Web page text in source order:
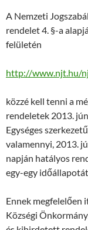
A Nemzeti
rendelet 4. §-a
felületén
http://www.njt.hu/
közzé kell tenni a
rendeletek 2013.
Egységes
valamennyi, 2013.
napján hatályos
egy-egy
Ennek megfelelően
Községi